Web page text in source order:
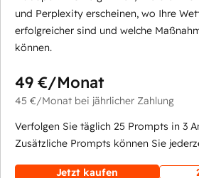
und Perplexity erscheinen, wo Ihre
erfolgreicher sind und welche
können.
49 €/Monat
45 €/Monat bei jährlicher Zahlung
Verfolgen Sie täglich 25 Prompts in 3
Zusätzliche Prompts können Sie
Jetzt kaufen